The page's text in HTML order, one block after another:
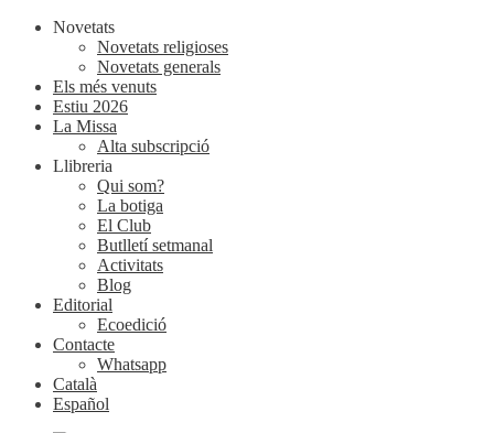
Novetats
Novetats religioses
Novetats generals
Els més venuts
Estiu 2026
La Missa
Alta subscripció
Llibreria
Qui som?
La botiga
El Club
Butlletí setmanal
Activitats
Blog
Editorial
Ecoedició
Contacte
Whatsapp
Català
Español